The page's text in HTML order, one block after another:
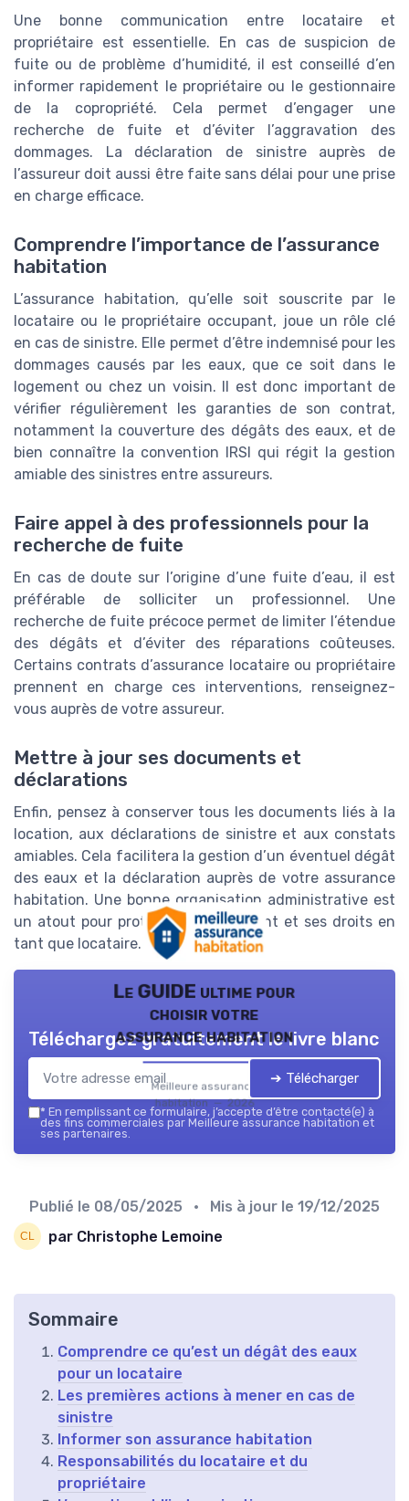
Une bonne communication entre locataire et
propriétaire est essentielle. En cas de suspicion de
fuite ou de problème d’humidité, il est conseillé d’en
informer rapidement le propriétaire ou le gestionnaire
de la copropriété. Cela permet d’engager une
recherche de fuite et d’éviter l’aggravation des
dommages. La déclaration de sinistre auprès de
l’assureur doit aussi être faite sans délai pour une prise
en charge efficace.
Comprendre l’importance de l’assurance
habitation
L’assurance habitation, qu’elle soit souscrite par le
locataire ou le propriétaire occupant, joue un rôle clé
en cas de sinistre. Elle permet d’être indemnisé pour les
dommages causés par les eaux, que ce soit dans le
logement ou chez un voisin. Il est donc important de
vérifier régulièrement les garanties de son contrat,
notamment la couverture des dégâts des eaux, et de
bien connaître la convention IRSI qui régit la gestion
amiable des sinistres entre assureurs.
Faire appel à des professionnels pour la
recherche de fuite
En cas de doute sur l’origine d’une fuite d’eau, il est
préférable de solliciter un professionnel. Une
recherche de fuite précoce permet de limiter l’étendue
des dégâts et d’éviter des réparations coûteuses.
Certains contrats d’assurance locataire ou propriétaire
prennent en charge ces interventions, renseignez-
vous auprès de votre assureur.
Mettre à jour ses documents et
déclarations
Enfin, pensez à conserver tous les documents liés à la
location, aux déclarations de sinistre et aux constats
amiables. Cela facilitera la gestion d’un éventuel dégât
des eaux et la déclaration auprès de votre assurance
habitation. Une bonne organisation administrative est
un atout pour protéger son logement et ses droits en
tant que locataire.
Le GUIDE ultime pour
choisir votre
assurance habitation
Meilleure assurance
habitation — 2026
Téléchargez gratuitement le livre blanc
➔ Télécharger
* En remplissant ce formulaire, j’accepte d’être contacté(e) à
des fins commerciales par Meilleure assurance habitation et
ses partenaires.
Publié le 08/05/2025 • Mis à jour le 19/12/2025
par Christophe Lemoine
Sommaire
Comprendre ce qu’est un dégât des eaux
pour un locataire
Les premières actions à mener en cas de
sinistre
Informer son assurance habitation
Responsabilités du locataire et du
propriétaire